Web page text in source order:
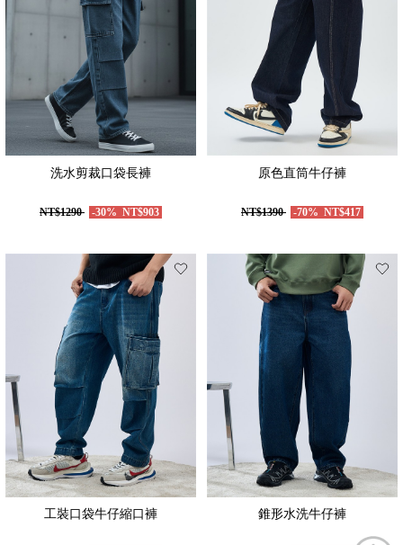
洗水剪裁口袋長褲
NT$1290 -30% NT$903
原色直筒牛仔褲
NT$1390 -70% NT$417
工裝口袋牛仔縮口褲 錐形水洗牛仔褲